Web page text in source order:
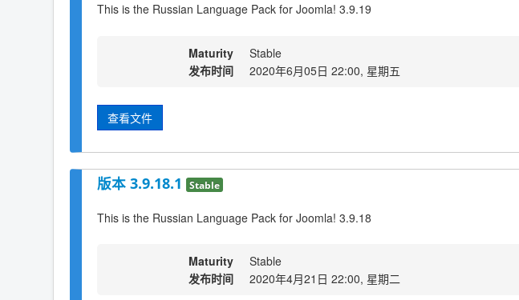
This is the Russian Language Pack for Joomla! 3.9.19
Maturity
Stable
发布时间
2020年6月05日 22:00, 星期五
查看文件
版本 3.9.18.1 Stable
This is the Russian Language Pack for Joomla! 3.9.18
Maturity
Stable
发布时间
2020年4月21日 22:00, 星期二